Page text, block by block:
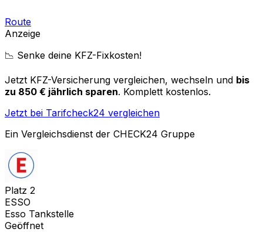
Route
Anzeige
📉 Senke deine KFZ-Fixkosten!
Jetzt KFZ-Versicherung vergleichen, wechseln und bis
zu 850 € jährlich sparen. Komplett kostenlos.
Jetzt bei Tarifcheck24 vergleichen
Ein Vergleichsdienst der CHECK24 Gruppe
Platz 2
ESSO
Esso Tankstelle
Geöffnet